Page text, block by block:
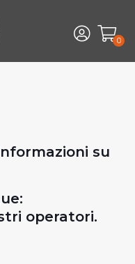
0
su
operatori.